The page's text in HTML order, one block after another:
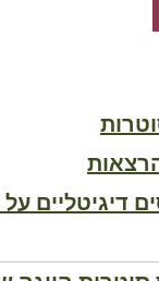
דיגיטליים